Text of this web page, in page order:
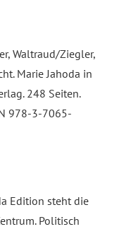
Waltraud/Ziegler,
Marie Jahoda in
248 Seiten.
978-3-7065-
Edition steht die
Politisch